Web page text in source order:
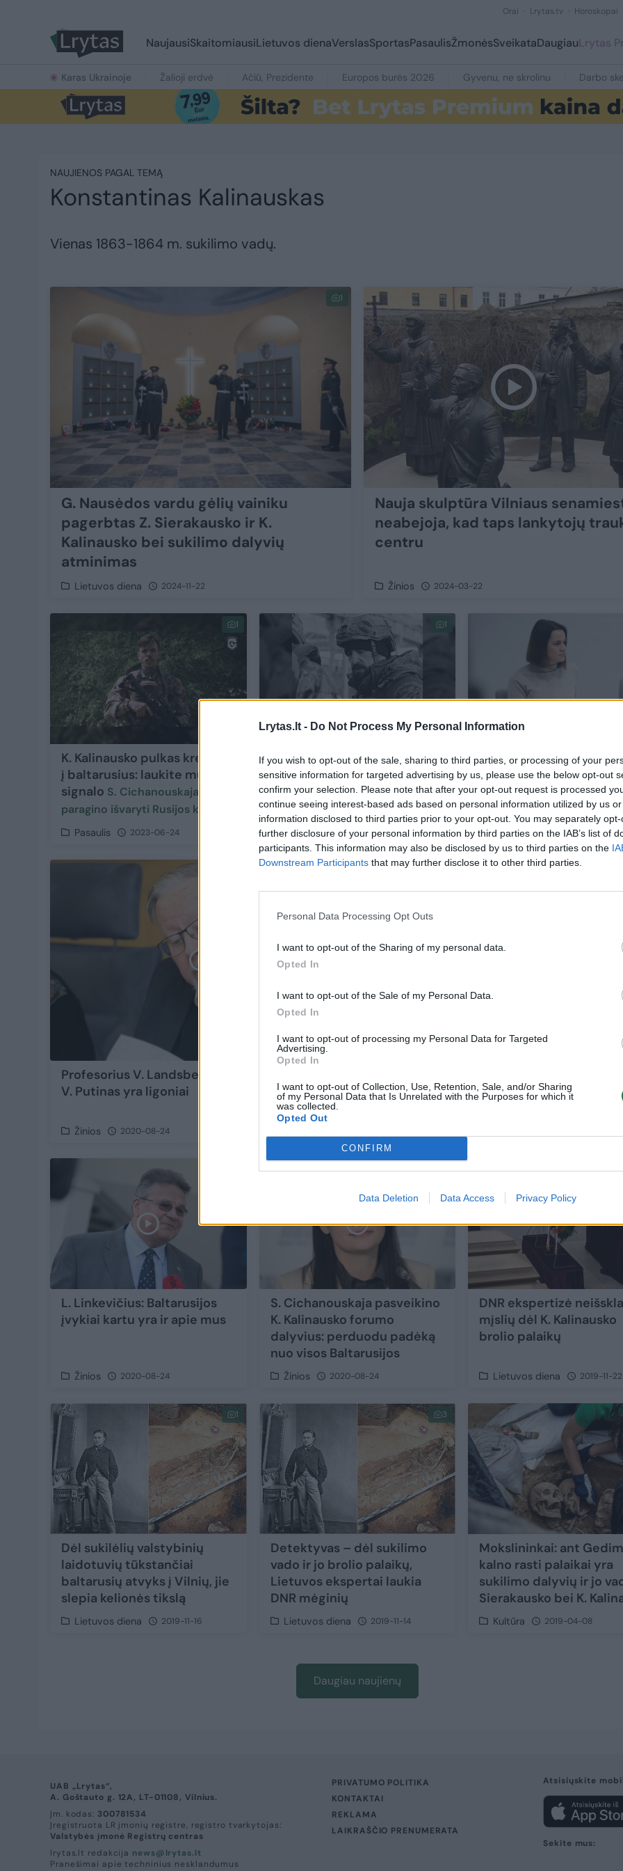
Lrytas.lt - Do Not Process My Personal Information
If you wish to opt-out of the sale, sharing to third parties, or processing of your
sensitive information for targeted advertising by us, please use the below opt-out
confirm your selection. Please note that after your opt-out request is processed
continue seeing interest-based ads based on personal information utilized by us
information disclosed to third parties prior to your opt-out. You may separately
further disclosure of your personal information by third parties on the IAB’s list of
participants. This information may also be disclosed by us to third parties on the
Downstream Participants that may further disclose it to other third parties.
Personal Data Processing Opt Outs
I want to opt-out of the Sharing of my personal data.
Opted In
I want to opt-out of the Sale of my Personal Data.
Opted In
I want to opt-out of processing my Personal Data for Targeted
Advertising.
Opted In
I want to opt-out of Collection, Use, Retention, Sale, and/or Sharing
of my Personal Data that Is Unrelated with the Purposes for which it
was collected.
Opted Out
CONFIRM
Data Deletion Data Access Privacy Policy
Orai Lrytas.tv Horoskopai
NaujausiSkaitomiausiLietuvos dienaVerslasSportasPasaulisŽmonėsSveikataDaugiauLrytas
Karas Ukrainoje Žalioji erdvė Ačiū, Prezidente Europos burės 2026 Gyvenu, ne skrolinu Darbo
NAUJIENOS PAGAL TEMĄ
Konstantinas Kalinauskas
Vienas 1863-1864 m. sukilimo vadų.
1
G. Nausėdos vardu gėlių vainiku
pagerbtas Z. Sierakausko ir K.
Kalinausko bei sukilimo dalyvių
atminimas
Lietuvos diena 2024-11-22
Nauja skulptūra Vilniaus
neabejoja, kad taps lankytojų
centru
Žinios 2024-03-22
1
K. Kalinausko pulkas kreipėsi
į baltarusius: laukite mūsų
signalo S. Cichanouskaja
paragino išvaryti Rusijos karius
Pasaulis 2023-06-24
1
Ukrainoje žuvo Konstantino
Kalinausko baltarusių
bataliono kuopos vadas
Pasaulis 2022-05-16
JAV ambasadorė ir S.
Cichanouskaja Rasų
kapinėse pagerbė K.
Kalinausko atminimą
Lietuvos diena 2021-02-
Profesorius V. Landsbergis: ir A. Lukašenka, ir
V. Putinas yra ligoniai
Žinios 2020-08-24
Baltarusijai: Lietuva puikiai žino
L. Linkevičius: Baltarusijos
įvykiai kartu yra ir apie mus
Žinios 2020-08-24
S. Cichanouskaja pasveikino
K. Kalinausko forumo
dalyvius: perduodu padėką
nuo visos Baltarusijos
Žinios 2020-08-24
DNR ekspertizė
mįslių dėl K. Kalinausko
brolio palaikų
Lietuvos diena 2019-11-22
1
Dėl sukilėlių valstybinių
laidotuvių tūkstančiai
baltarusių atvyks į Vilnių, jie
slepia kelionės tikslą
Lietuvos diena 2019-11-16
3
Detektyvas – dėl sukilimo
vado ir jo brolio palaikų,
Lietuvos ekspertai laukia
DNR mėginių
Lietuvos diena 2019-11-14
Mokslininkai: ant
kalno rasti palaikai yra
sukilimo dalyvių ir jo
Sierakausko bei K.
Kultūra 2019-04-08
Daugiau naujienų
UAB „Lrytas“,
A. Goštauto g. 12A, LT-01108, Vilnius.
Įm. kodas: 300781534
Įregistruota LR įmonių registre, registro tvarkytojas:
Valstybės įmonė Registrų centras
lrytas.lt redakcija news@lrytas.lt
Pranešimai apie techninius nesklandumus
PRIVATUMO POLITIKA
KONTAKTAI
REKLAMA
LAIKRAŠČIO PRENUMERATA
Atsisiųskite
Sekite mus: